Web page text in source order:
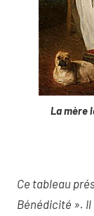
La mère
Ce tableau
Bénédicité ».